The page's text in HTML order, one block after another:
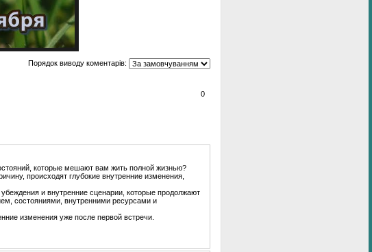
Порядок виводу коментарів:
0
которые мешают вам жить полной жизнью?
происходят глубокие внутренние изменения,
и внутренние сценарии, которые продолжают
состояниями, внутренними ресурсами и
изменения уже после первой встречи.